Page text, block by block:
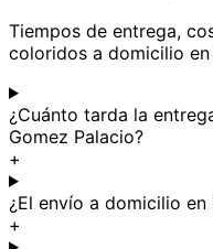
Tiempos de entrega,
coloridos a domicilio en
¿Cuánto tarda la
Gomez Palacio?
+
¿El envío a domicilio
+